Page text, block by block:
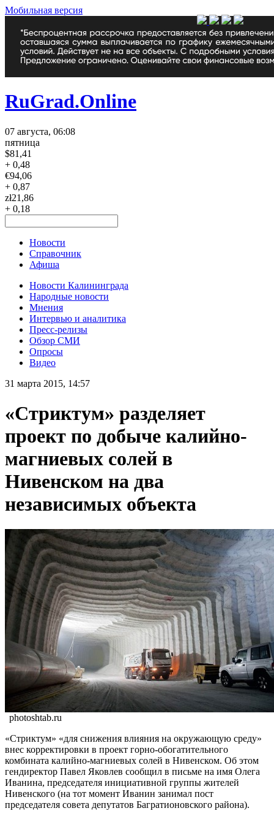
Мобильная версия
RuGrad.Online
07 августа, 06:08
пятница
$81,41
+ 0,48
€94,06
+ 0,87
zł21,86
+ 0,18
Новости
Справочник
Афиша
Новости Калининграда
Народные новости
Мнения
Интервью и аналитика
Пресс-релизы
Обзор СМИ
Опросы
Видео
31 марта 2015, 14:57
«Стриктум» разделяет
проект по добыче калийно-
магниевых солей в
Нивенском на два
независимых объекта
photoshtab.ru
«Стриктум» «для снижения влияния на окружающую среду»
внес корректировки в проект горно-обогатительного
комбината калийно-магниевых солей в Нивенском. Об этом
гендиректор Павел Яковлев сообщил в письме на имя Олега
Иванина, председателя инициативной группы жителей
Нивенского (на тот момент Иванин занимал пост
председателя совета депутатов Багратионовского района).